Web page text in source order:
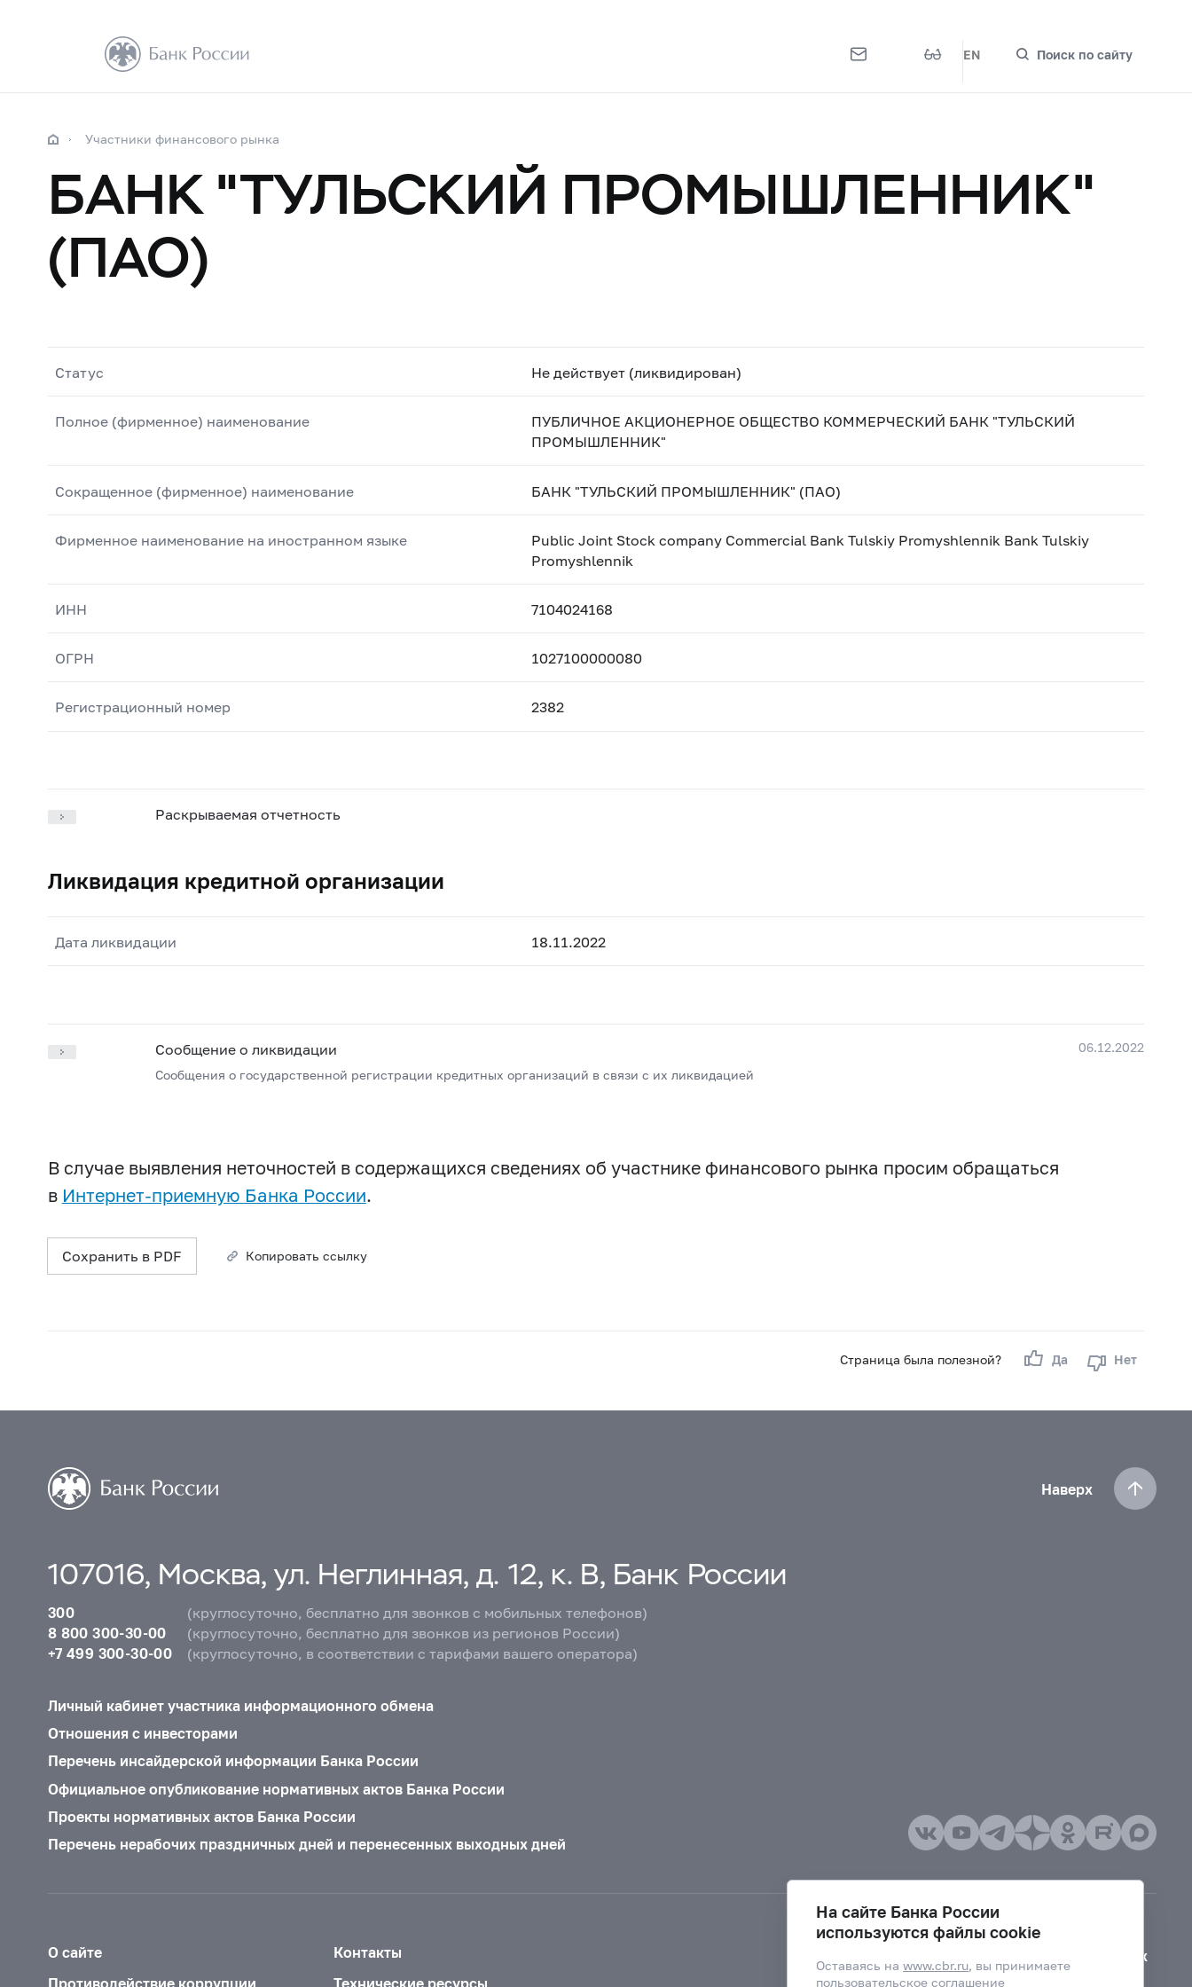
EN Поиск по сайту
Участники финансового рынка
БАНК "ТУЛЬСКИЙ ПРОМЫШЛЕННИК"
(ПАО)
Статус Не действует (ликвидирован)
Полное (фирменное) наименование
ПУБЛИЧНОЕ АКЦИОНЕРНОЕ ОБЩЕСТВО КОММЕРЧЕСКИЙ БАНК "ТУЛЬСКИЙ
ПРОМЫШЛЕННИК"
Сокращенное (фирменное) наименование БАНК "ТУЛЬСКИЙ ПРОМЫШЛЕННИК" (ПАО)
Фирменное наименование на иностранном языке
Public Joint Stock company Commercial Bank Tulskiy Promyshlennik Bank Tulskiy
Promyshlennik
ИНН 7104024168
ОГРН 1027100000080
Регистрационный номер 2382
Раскрываемая отчетность
Ликвидация кредитной организации
Дата ликвидации 18.11.2022
06.12.2022
Сообщение о ликвидации
Сообщения о государственной регистрации кредитных организаций в связи с их ликвидацией
В случае выявления неточностей в содержащихся сведениях об участнике финансового рынка просим обращаться
в Интернет-приемную Банка России.
Сохранить в PDF Копировать ссылку
Страница была полезной? Да Нет
Наверх
107016, Москва, ул. Неглинная, д. 12, к. В, Банк России
300
(круглосуточно, бесплатно для звонков с мобильных телефонов)
8 800 300-30-00
(круглосуточно, бесплатно для звонков из регионов России)
+7 499 300-30-00
(круглосуточно, в соответствии с тарифами вашего оператора)
Личный кабинет участника информационного обмена
Отношения с инвесторами
Перечень инсайдерской информации Банка России
Официальное опубликование нормативных актов Банка России
Проекты нормативных актов Банка России
Перечень нерабочих праздничных дней и перенесенных выходных дней
О сайте
Контакты
Противодействие коррупции
Технические ресурсы
Версия для слабовидящих
На сайте Банка России
используются файлы cookie
Оставаясь наwww.cbr.ru, вы принимаете
пользовательское соглашение